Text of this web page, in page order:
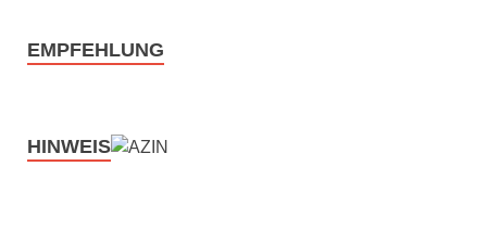
EMPFEHLUNG
HINWEIS